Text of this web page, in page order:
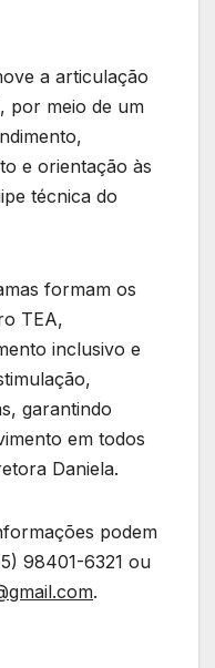
a articulação
por meio de um
e orientação às
técnica do
formam os
TEA,
inclusivo e
garantindo
em todos
Daniela.
podem
98401-6321 ou
.